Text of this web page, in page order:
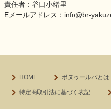
責任者：谷口小緒里
Eメールアドレス：info@br-
HOME ボヌゥールパとは
特定商取引法に基づく表記